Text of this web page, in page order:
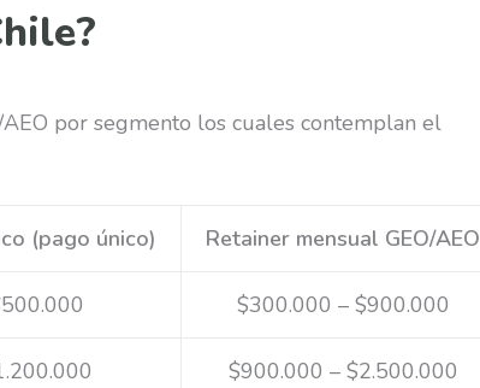
por segmento los cuales contemplan el
(pago único) Retainer mensual GEO/AEO
$300.000 – $900.000
$900.000 – $2.500.000